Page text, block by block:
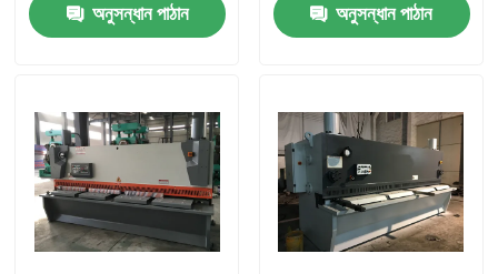
বাড়ি
পণ্য
অনুসন্ধান পাঠান অনুসন্ধান পাঠান